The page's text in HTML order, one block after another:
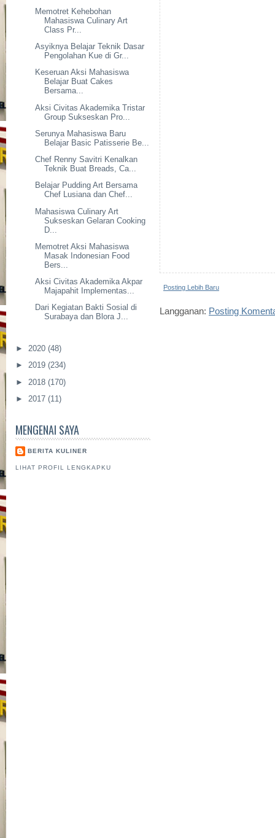
Memotret Kehebohan
Mahasiswa Culinary Art
Class Pr...
Asyiknya Belajar Teknik Dasar
Pengolahan Kue di Gr...
Keseruan Aksi Mahasiswa
Belajar Buat Cakes
Bersama...
Aksi Civitas Akademika Tristar
Group Sukseskan Pro...
Serunya Mahasiswa Baru
Belajar Basic Patisserie Be...
Chef Renny Savitri Kenalkan
Teknik Buat Breads, Ca...
Belajar Pudding Art Bersama
Chef Lusiana dan Chef...
Mahasiswa Culinary Art
Sukseskan Gelaran Cooking
D...
Memotret Aksi Mahasiswa
Masak Indonesian Food
Bers...
Aksi Civitas Akademika Akpar
Majapahit Implementas...
Dari Kegiatan Bakti Sosial di
Surabaya dan Blora J...
► 2020 (48)
► 2019 (234)
► 2018 (170)
► 2017 (11)
MENGENAI SAYA
BERITA KULINER
LIHAT PROFIL LENGKAPKU
Posting Lebih Baru
Langganan: Posting